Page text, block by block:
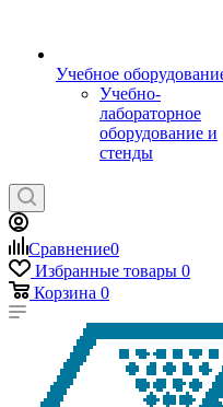
Учебное
Учебно-
лабораторное
оборудование и
стенды
Сравнение0
Избранные товары 0
Корзина 0